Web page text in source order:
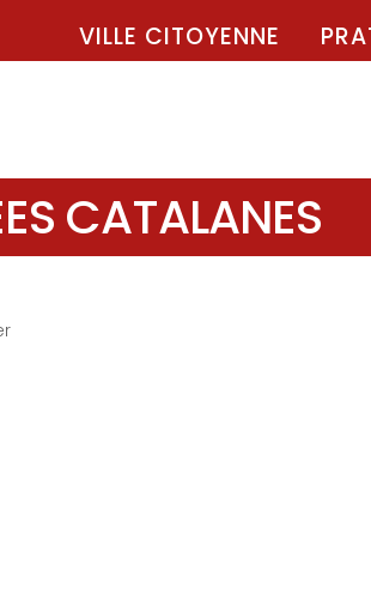
VILLE CITOYENNE
CATALANES